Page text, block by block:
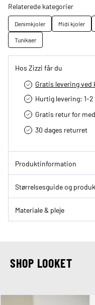
Relaterede kategorier
Denimkjoler Midi kjoler
Tunikaer
Hos Zizzi får du
Gratis levering ved
Hurtig levering­: 1-
Gratis retur for
30 dages returret
Produktinformation
Størrelsesguide og
Materiale & pleje
SHOP LOOKET